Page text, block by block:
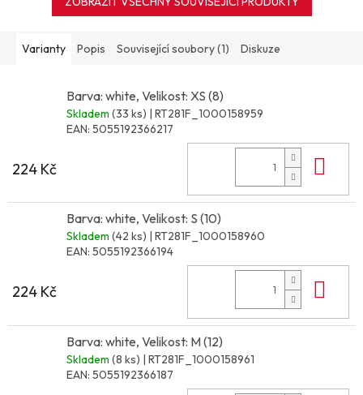
Varianty Popis Související soubory (1) Diskuze
Barva: white, Velikost: XS (8)
Skladem (33 ks) | RT281F_1000158959
EAN: 5055192366217
224 Kč
Barva: white, Velikost: S (10)
Skladem (42 ks) | RT281F_1000158960
EAN: 5055192366194
224 Kč
Barva: white, Velikost: M (12)
Skladem (8 ks) | RT281F_1000158961
EAN: 5055192366187